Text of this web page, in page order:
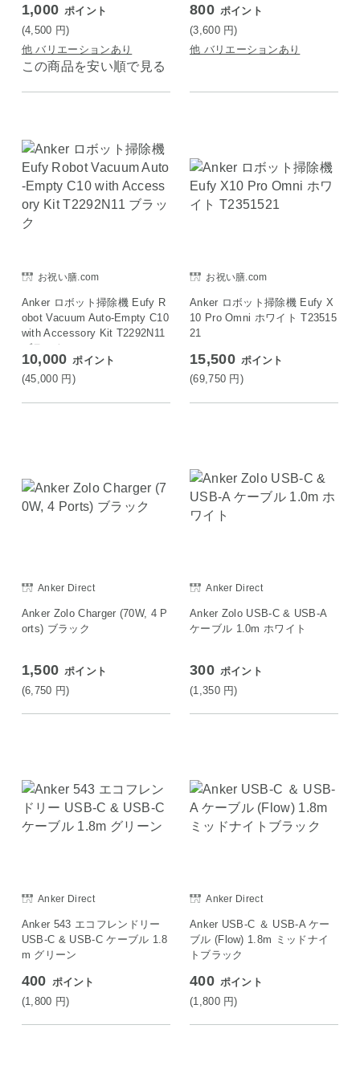
1,000 ポイント
(4,500 円)
他 バリエーションあり
この商品を安い順で見る
800 ポイント
(3,600 円)
他 バリエーションあり
お祝い膳.com
Anker ロボット掃除機 Eufy R
obot Vacuum Auto-Empty C10
with Accessory Kit T2292N11
ブラック
10,000 ポイント
(45,000 円 )
お祝い膳.com
Anker ロボット掃除機 Eufy X
10 Pro Omni ホワイト T23515
21
15,500 ポイント
(69,750 円 )
Anker Direct
Anker Zolo Charger (70W, 4 P
orts) ブラック
1,500 ポイント
(6,750 円)
Anker Direct
Anker Zolo USB-C & USB-A
ケーブル 1.0m ホワイト
300 ポイント
(1,350 円)
Anker Direct
Anker 543 エコフレンドリー
USB-C & USB-C ケーブル 1.8
m グリーン
400 ポイント
(1,800 円)
Anker Direct
Anker USB-C ＆ USB-A ケー
ブル (Flow) 1.8m ミッドナイ
トブラック
400 ポイント
(1,800 円)